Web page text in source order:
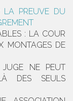
LA PREUVE DU
: LA COUR
MONTAGES DE
JUGE NE PEUT
DES SEULS